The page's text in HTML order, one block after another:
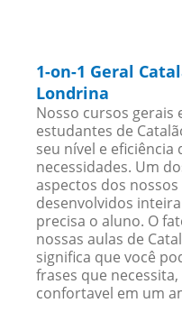
1-on-1 Geral
Londrina
Nosso cursos gerais
estudantes de
seu nível e eficiência
necessidades. Um
aspectos dos
desenvolvidos
precisa o aluno. O
nossas aulas de
significa que você
frases que
confortavel em um